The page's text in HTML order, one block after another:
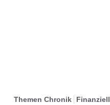
Themen Chronik Finanziell